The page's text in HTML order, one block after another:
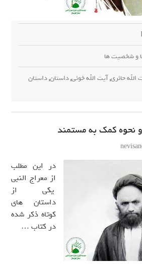
و شخصیت ها
الله حائری,آیت الله خوئی,داستان,داستان
نحوه کمک به مستمند
در این مطلب
از معراج النبی
یکی از
داستان های
کوتاه ذکر شده
در کتاب …